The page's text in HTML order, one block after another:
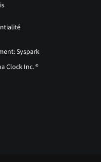
Syspark
Clock Inc. ®